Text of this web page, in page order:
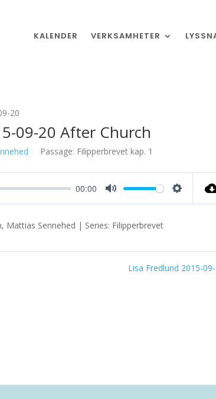
KALENDER VERKSAMHETER
20
09-20 After Church
Passage: Filipperbrevet kap. 1
00:00
Mattias Sennehed | Series: Filipperbrevet
Lisa Fredlund 2015-